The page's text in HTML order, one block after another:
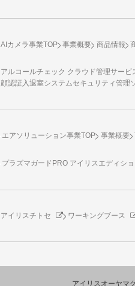
AIカメラ事業TOP 事業概要 商品情報
アルコールチェック クラウド管理サービ
顔認証入退室システムセキュリティ管理
エアソリューション事業TOP 事業概要
プラズマガードPRO アイリスエディシ
アイリスチトセ ワーキングブース
アイリスオーヤマ